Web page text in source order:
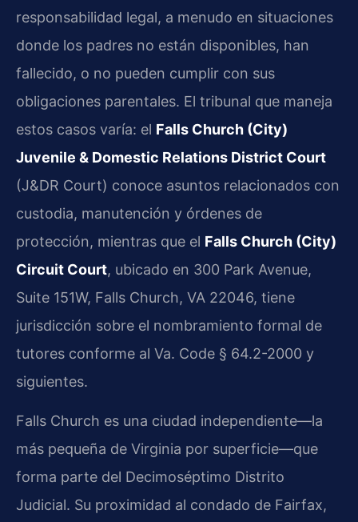
responsabilidad legal, a menudo en situaciones
donde los padres no están disponibles, han
fallecido, o no pueden cumplir con sus
obligaciones parentales. El tribunal que maneja
estos casos varía: el Falls Church (City)
Juvenile & Domestic Relations District Court
(J&DR Court) conoce asuntos relacionados con
custodia, manutención y órdenes de
protección, mientras que el Falls Church (City)
Circuit Court, ubicado en 300 Park Avenue,
Suite 151W, Falls Church, VA 22046, tiene
jurisdicción sobre el nombramiento formal de
tutores conforme al Va. Code § 64.2-2000 y
siguientes.
Falls Church es una ciudad independiente—la
más pequeña de Virginia por superficie—que
forma parte del Decimoséptimo Distrito
Judicial. Su proximidad al condado de Fairfax,